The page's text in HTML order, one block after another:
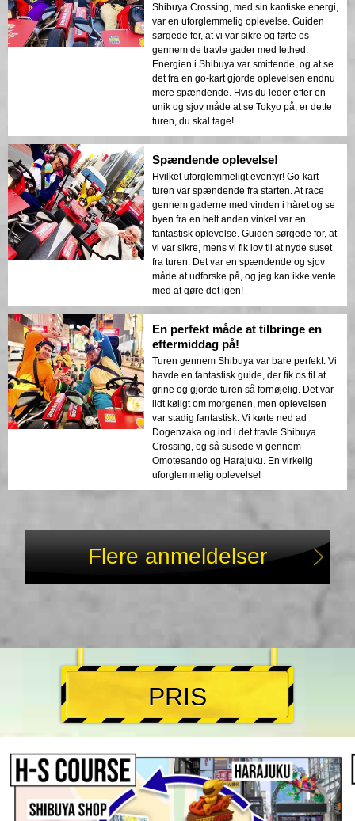
Shibuya Crossing, med sin kaotiske energi,
var en uforglemmelig oplevelse. Guiden
sørgede for, at vi var sikre og førte os
gennem de travle gader med lethed.
Energien i Shibuya var smittende, og at se
det fra en go-kart gjorde oplevelsen endnu
mere spændende. Hvis du leder efter en
unik og sjov måde at se Tokyo på, er dette
turen, du skal tage!
Spændende oplevelse!
Hvilket uforglemmeligt eventyr! Go-kart-
turen var spændende fra starten. At race
gennem gaderne med vinden i håret og se
byen fra en helt anden vinkel var en
fantastisk oplevelse. Guiden sørgede for, at
vi var sikre, mens vi fik lov til at nyde suset
fra turen. Det var en spændende og sjov
måde at udforske på, og jeg kan ikke vente
med at gøre det igen!
En perfekt måde at tilbringe en
eftermiddag på!
Turen gennem Shibuya var bare perfekt. Vi
havde en fantastisk guide, der fik os til at
grine og gjorde turen så fornøjelig. Det var
lidt køligt om morgenen, men oplevelsen
var stadig fantastisk. Vi kørte ned ad
Dogenzaka og ind i det travle Shibuya
Crossing, og så susede vi gennem
Omotesando og Harajuku. En virkelig
uforglemmelig oplevelse!
Flere anmeldelser
PRIS